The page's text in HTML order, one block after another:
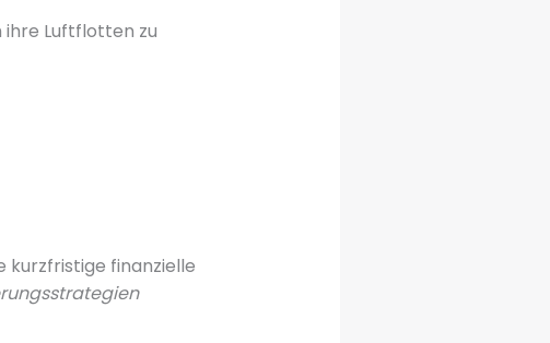
Luftflotten zu
kurzfristige finanzielle